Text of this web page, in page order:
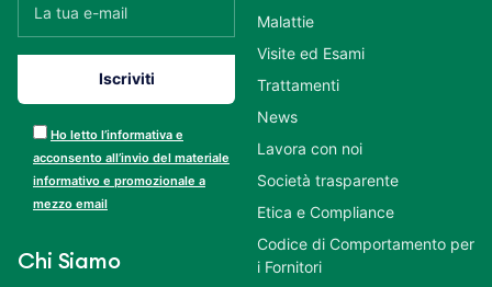
Ho letto l’informativa e
acconsento all’invio del materiale
informativo e promozionale a
mezzo email
Chi Siamo
Malattie
Visite ed Esami
Trattamenti
News
Lavora con noi
Società trasparente
Etica e Compliance
Codice di Comportamento per
i Fornitori